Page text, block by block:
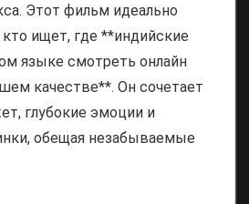
Этот фильм идеально
кто ищет, где **индийские
языке смотреть онлайн
качестве**. Он сочетает
глубокие эмоции и
обещая незабываемые